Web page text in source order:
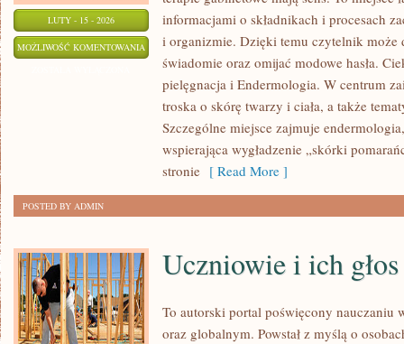
LUTY - 15 - 2026
MOŻLIWOŚĆ KOMENTOWANIA RECENZJE
ZABIEGÓW
informacjami o składnikach i procesach
i organizmie. Dzięki temu czytelnik może
świadomie oraz omijać modowe hasła.
pielęgnacja i Endermologia. W centrum
troska o skórę twarzy i ciała, a także
Szczególne miejsce zajmuje
wspierająca wygładzenie „skórki
stronie [ Read More ]
POSTED BY ADMIN
Uczniowie i ich głos
To autorski portal poświęcony nauczaniu
oraz globalnym. Powstał z myślą o